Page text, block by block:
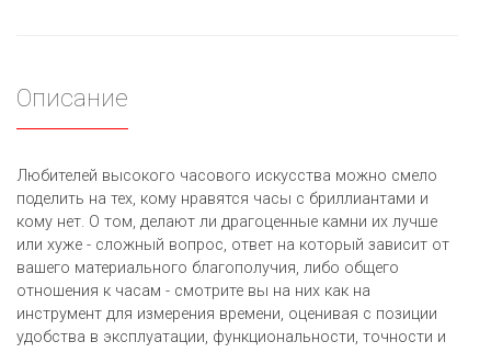
Описание
Любителей высокого часового искусства можно смело
поделить на тех, кому нравятся часы с бриллиантами и
кому нет. О том, делают ли драгоценные камни их лучше
или хуже - сложный вопрос, ответ на который зависит от
вашего материального благополучия, либо общего
отношения к часам - смотрите вы на них как на
инструмент для измерения времени, оценивая с позиции
удобства в эксплуатации, функциональности, точности и